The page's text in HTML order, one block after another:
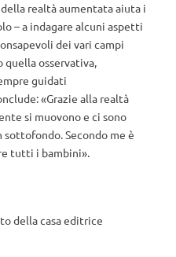
realtà aumentata aiuta i
– a indagare alcuni aspetti
dei vari campi
quella osservativa,
guidati
«Grazie alla realtà
si muovono e ci sono
Secondo me è
tutti i bambini».
della casa editrice